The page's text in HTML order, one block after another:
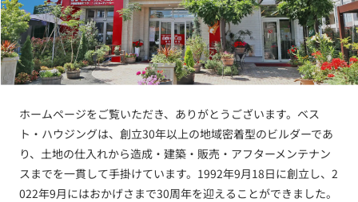
ホームページをご覧いただき、ありがとうございます。ベス
ト・ハウジングは、創立30年以上の地域密着型のビルダーであ
り、土地の仕入れから造成・建築・販売・アフターメンテナン
スまでを一貫して手掛けています。1992年9月18日に創立し、2
022年9月にはおかげさまで30周年を迎えることができました。